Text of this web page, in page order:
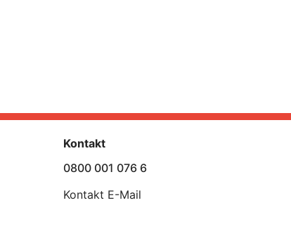
Kontakt
0800 001 076 6
Kontakt E-Mail